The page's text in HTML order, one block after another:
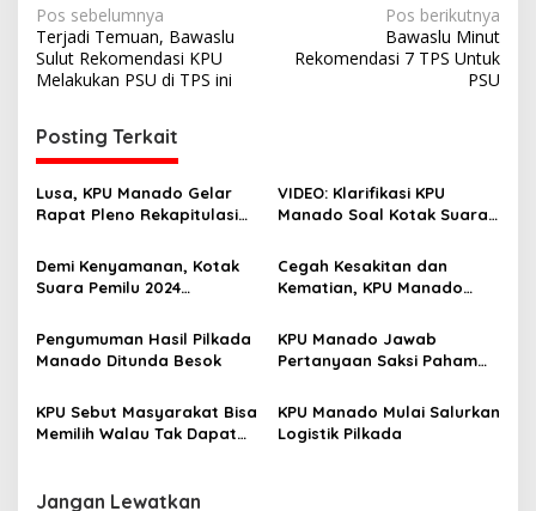
N
a
v
i
g
a
s
i
p
s
Pos sebelumnya
Terjadi Temuan, Bawaslu
Sulut Rekomendasi KPU
Melakukan PSU di TPS ini
Pos berikutnya
Bawaslu Minut
Rekomendasi 7 TPS Untuk
PSU
Posting Terkait
Lusa, KPU Manado Gelar
Rapat Pleno Rekapitulasi
2024
VIDEO: Klarifikasi KPU
Manado Soal Kotak Suara
Demi Kenyamanan, Kotak
Suara Pemilu 2024
Dipindahkan Sementara di
Kantor KPU Sulut
Cegah Kesakitan dan
Kematian, KPU Manado
KPPS di Pemilu 2024
Pengumuman Hasil Pilkada
Manado Ditunda Besok
KPU Manado Jawab
Pertanyaan Saksi Paham
KPU Sebut Masyarakat Bisa
Memilih Walau Tak Dapat
KPU Manado Mulai Salurkan
Logistik Pilkada
Jangan Lewatkan